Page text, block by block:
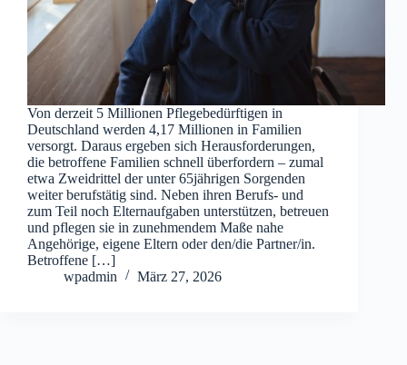
Von derzeit 5 Millionen Pflegebedürftigen in
Deutschland werden 4,17 Millionen in Familien
versorgt. Daraus ergeben sich Herausforderungen,
die betroffene Familien schnell überfordern – zumal
etwa Zweidrittel der unter 65jährigen Sorgenden
weiter berufstätig sind. Neben ihren Berufs- und
zum Teil noch Elternaufgaben unterstützen, betreuen
und pflegen sie in zunehmendem Maße nahe
Angehörige, eigene Eltern oder den/die Partner/in.
Betroffene […]
wpadmin
März 27, 2026